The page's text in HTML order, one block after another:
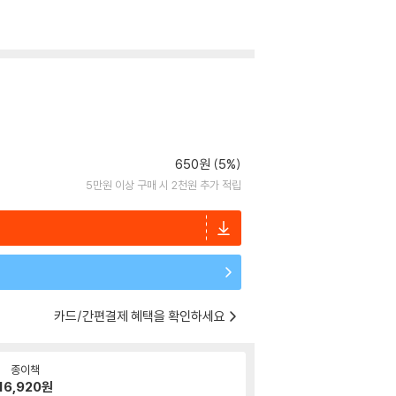
650원 (5%)
5만원 이상 구매 시 2천원 추가 적립
카드/간편결제 혜택을 확인하세요
종이책
원